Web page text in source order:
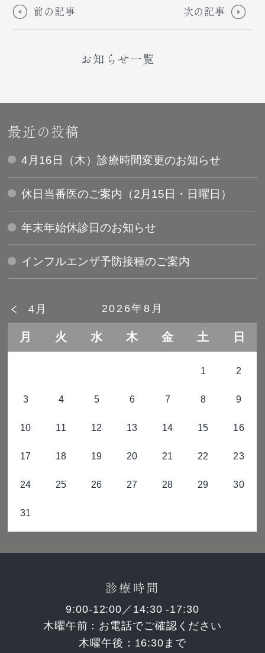
前の記事 次の記事
お知らせ一覧
最近の投稿
4月16日（木）診療時間変更のお知らせ
休日当番医のご案内（2月15日・日曜日）
年末年始休診日のお知らせ
インフルエンザ予防接種のご案内
2026年8月
月 火 水 木 金 土 日
4月
1 2
3 4 5 6 7 8 9
10 11 12 13 14 15 16
17 18 19 20 21 22 23
24 25 26 27 28 29 30
31
診療時間
9:00-12:00／ 14:30 -17:30
木曜午前： お電話でご確認ください
木曜午後：16:30まで